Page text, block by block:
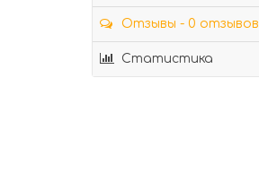
Отзывы - 0 отзывов
Статистика